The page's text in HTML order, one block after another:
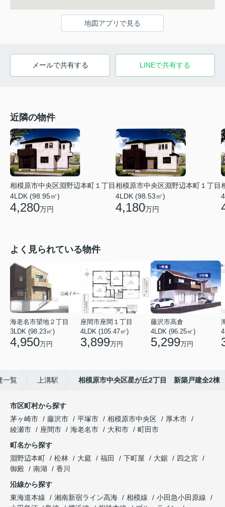
地図アプリで見る
メールで共有する LINEで共有する
近隣の物件
相模原市中央区淵野辺本町１丁目
4LDK (98.95㎡)
4,280万円
相模原市中央区淵野辺本町１丁目
4LDK (98.53㎡)
4,180万円
よく見られている物件
海老名市望地２丁目
3LDK (98.23㎡)
4,950万円
座間市座間１丁目
4LDK (105.47㎡)
3,899万円
藤沢市高倉
4LDK (96.25㎡)
5,299万円
一覧 上溝駅 相模原市中央区星が丘2丁目 新築戸建全2棟
市区町村から探す
茅ヶ崎市
藤沢市 平塚市 相模原市中央区
厚木市
綾瀬市
座間市 海老名市 大和市
町田市
町名から探す
淵野辺本町
松林 大庭 福田 下町屋 大鋸
四之宮
御殿
南湖
香川
沿線から探す
東海道本線
湘南新宿ライン高海 相模線
小田急小田原線